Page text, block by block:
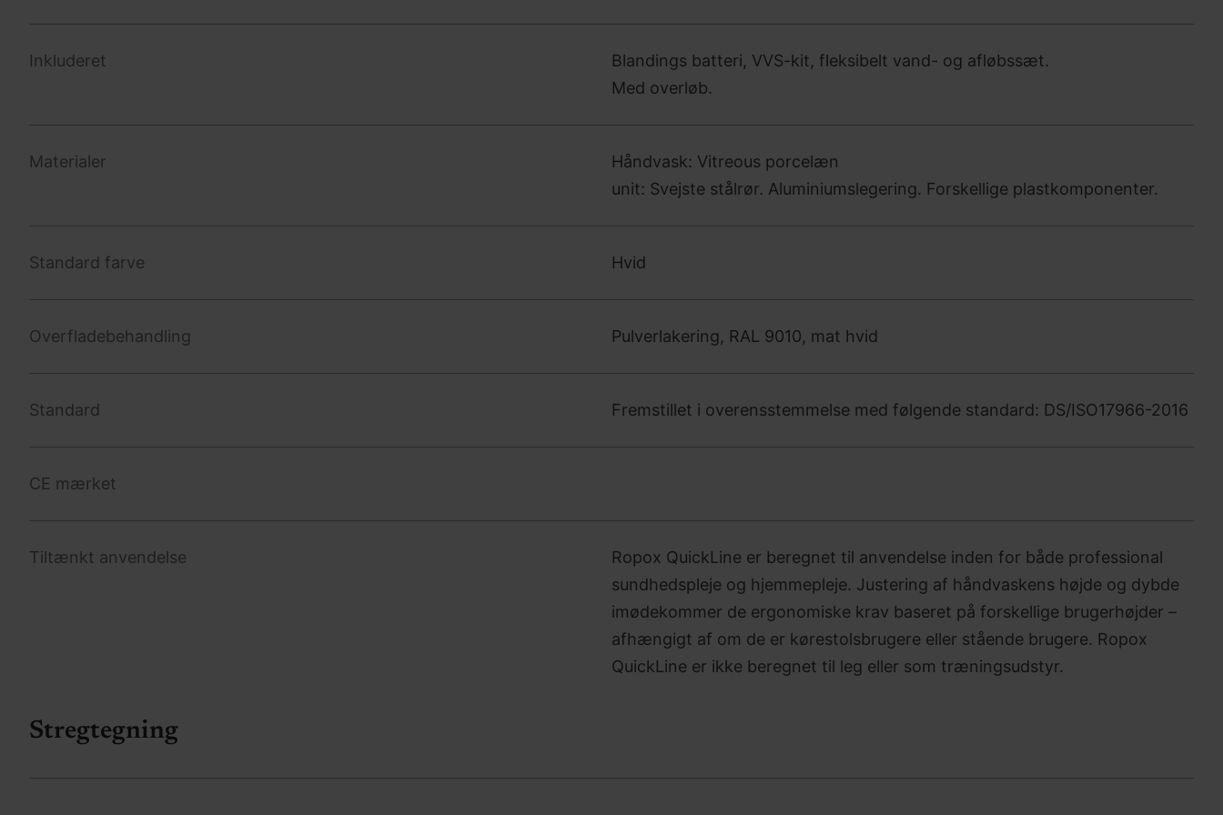
Inkluderet
Blandings batteri, VVS-kit, fleksibelt vand- og afløbssæt.
Med overløb.
Materialer
Håndvask: Vitreous porcelæn
unit: Svejste stålrør. Aluminiumslegering. Forskellige plastkomponenter.
Standard farve Hvid
Overfladebehandling Pulverlakering, RAL 9010, mat hvid
Standard Fremstillet i overensstemmelse med følgende standard: DS/ISO17966-2016
CE mærket
Tiltænkt anvendelse
Ropox QuickLine er beregnet til anvendelse inden for både professional
sundhedspleje og hjemmepleje. Justering af håndvaskens højde og dybde
imødekommer de ergonomiske krav baseret på forskellige brugerhøjder –
afhængigt af om de er kørestolsbrugere eller stående brugere. Ropox
QuickLine er ikke beregnet til leg eller som træningsudstyr.
Stregtegning